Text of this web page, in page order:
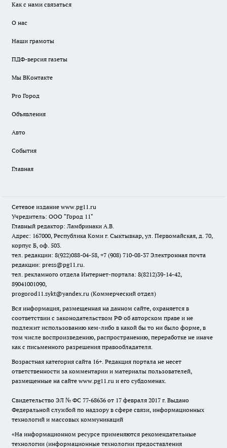
Как с нами связаться
О нас
Наши грамоты
ПДФ-версия газеты
Мы ВКонтакте
Pro Город
Объявления
Авто
События
Главная
Сетевое издание www.pg11.ru
Учредитель: ООО "Город 11"
Главный редактор: Ламбринаки А.В.
Адрес: 167000, Республика Коми г. Сыктывкар, ул. Первомайская, д. 70,
корпус Б, оф. 503.
тел. редакции: 8(922)088-04-58, +7 (908) 710-08-37 Электронная почта
редакции: press@pg11.ru.
тел. рекламного отдела Интернет-портала: 8(8212)39-14-42,
89041001090,
progorod11.sykt@yandex.ru (Коммерческий отдел)
Вся информация, размещенная на данном сайте, охраняется в
соответствии с законодательством РФ об авторском праве и не
подлежит использованию кем-либо в какой бы то ни было форме, в
том числе воспроизведению, распространению, переработке не иначе
как с письменного разрешения правообладателя.
Возрастная категория сайта 16+. Редакция портала не несет
ответственности за комментарии и материалы пользователей,
размещенные на сайте www.pg11.ru и его субдоменах.
Свидетельство ЭЛ № ФС 77-68636 от 17 февраля 2017 г. Выдано
Федеральной службой по надзору в сфере связи, информационных
технологий и массовых коммуникаций
«На информационном ресурсе применяются рекомендательные
технологии (информационные технологии предоставления